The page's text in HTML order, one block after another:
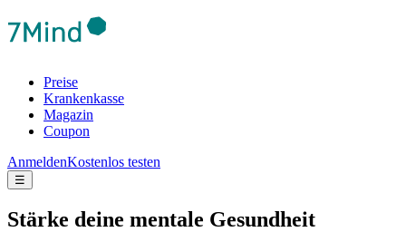
Preise
Krankenkasse
Magazin
Coupon
AnmeldenKostenlos testen
☰
Stärke deine mentale Gesundheit